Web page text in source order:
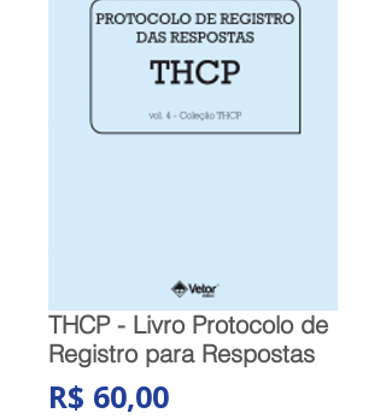
THCP - Livro Protocolo de
Registro para Respostas
R$ 60,00Preço